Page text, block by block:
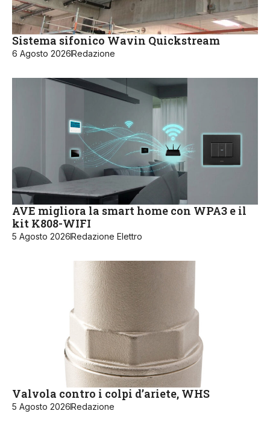
Sistema sifonico Wavin Quickstream
6 Agosto 2026Redazione
AVE migliora la smart home con WPA3 e il
kit K808-WIFI
5 Agosto 2026Redazione Elettro
Valvola contro i colpi d’ariete, WHS
5 Agosto 2026Redazione